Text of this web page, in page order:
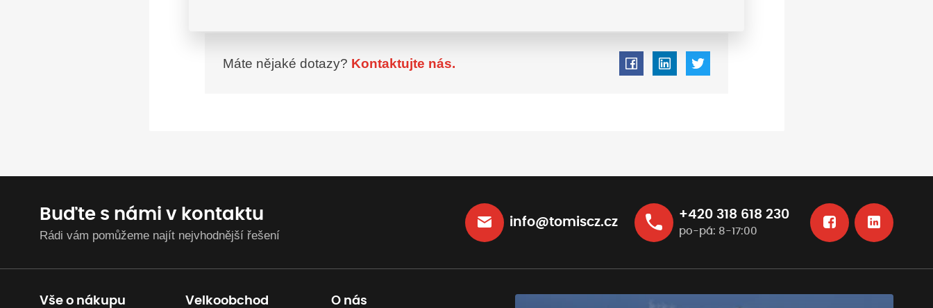
Máte nějaké dotazy? Kontaktujte nás.
Buďte s námi v kontaktu
Rádi vám pomůžeme najít nejvhodnější řešení
info@tomiscz.cz
+420 318 618 230
po-pá: 8-17:00
Vše o nákupu Velkoobchod O nás